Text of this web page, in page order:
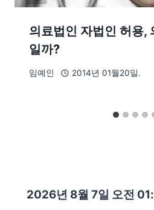
의료법인 자법인 허용,
일까?
임예인 2014년 01월20일.
2026년 8월 7일 오전